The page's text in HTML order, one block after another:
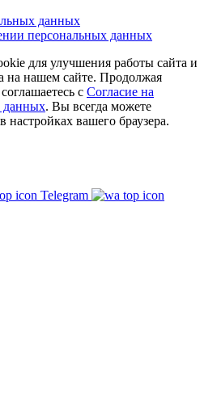
данных
персональных данных
для улучшения работы сайта и
на нашем сайте. Продолжая
с Согласие на
данных. Вы всегда можете
вашего браузера.
Telegram